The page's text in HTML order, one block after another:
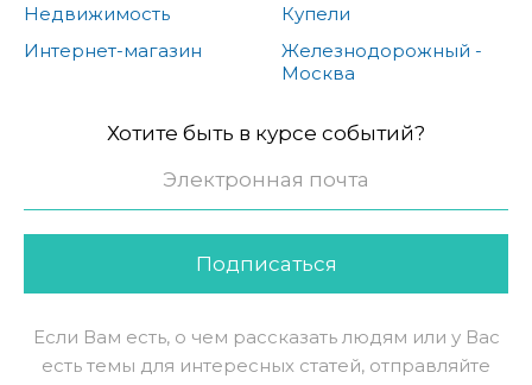
Недвижимость
Интернет-магазин
Купели
Железнодорожный -
Москва
Хотите быть в курсе событий?
Подписаться
Если Вам есть, о чем рассказать людям или у Вас
есть темы для интересных статей, отправляйте